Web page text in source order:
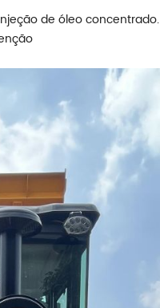
de óleo concentrado.